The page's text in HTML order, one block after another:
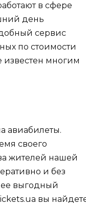
в сфере
день
сервис
по стоимости
известен многим
авиабилеты.
своего
жителей нашей
и без
выгодный
вы